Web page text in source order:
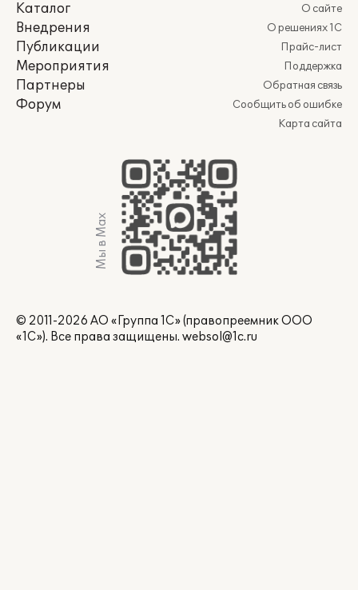
Каталог
Внедрения
Публикации
Мероприятия
Партнеры
Форум
О сайте
О решениях 1С
Прайс-лист
Поддержка
Обратная связь
Сообщить об ошибке
Карта сайта
Мы в Max
© 2011-2026 АО «Группа 1С» (правопреемник ООО
«1С»). Все права защищены. websol@1c.ru